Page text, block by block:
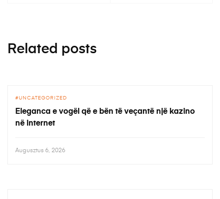
Related posts
UNCATEGORIZED
Eleganca e vogël që e bën të veçantë një kazino
në internet
Augusztus 6, 2026